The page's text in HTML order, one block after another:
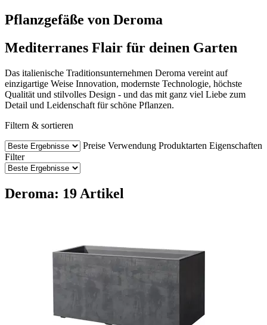
Pflanzgefäße von Deroma
Mediterranes Flair für deinen Garten
Das italienische Traditionsunternehmen Deroma vereint auf
einzigartige Weise Innovation, modernste Technologie, höchste
Qualität und stilvolles Design - und das mit ganz viel Liebe zum
Detail und Leidenschaft für schöne Pflanzen.
Filtern & sortieren
Preise Verwendung Produktarten Eigenschaften
Filter
Deroma: 19 Artikel